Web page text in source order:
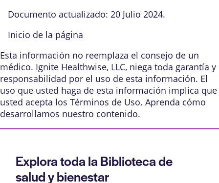
Documento actualizado: 20 Julio 2024.
Inicio de la página
Esta información no reemplaza el consejo de un
médico. Ignite Healthwise, LLC, niega toda garantía y
responsabilidad por el uso de esta información. El
uso que usted haga de esta información implica que
usted acepta los Términos de Uso. Aprenda cómo
desarrollamos nuestro contenido.
Explora toda la Biblioteca de
salud y bienestar